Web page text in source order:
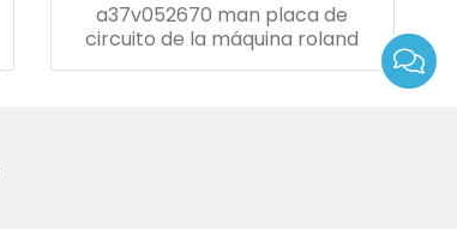
a37v052670 man placa de
circuito de la máquina roland